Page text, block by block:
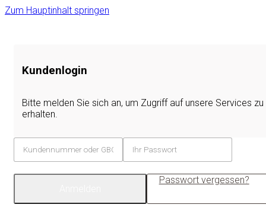
Zum Hauptinhalt springen
Kundenlogin
Bitte melden Sie sich an, um Zugriff auf unsere Services zu
erhalten.
Passwort vergessen?